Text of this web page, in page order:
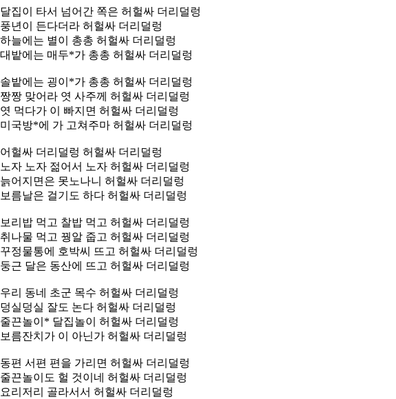
달집이 타서 넘어간 쪽은 허헐싸 더리덜렁
풍년이 든다더라 허헐싸 더리덜렁
하늘에는 별이 총총 허헐싸 더리덜렁
대밭에는 매두*가 총총 허헐싸 더리덜렁
솔밭에는 굉이*가 총총 허헐싸 더리덜렁
짱짱 맞어라 엿 사주께 허헐싸 더리덜렁
엿 먹다가 이 빠지면 허헐싸 더리덜렁
미국방*에 가 고쳐주마 허헐싸 더리덜렁
어헐싸 더리덜렁 허헐싸 더리덜렁
노자 노자 젊어서 노자 허헐싸 더리덜렁
늙어지면은 못노나니 허헐싸 더리덜렁
보름날은 걸기도 하다 허헐싸 더리덜렁
보리밥 먹고 찰밥 먹고 허헐싸 더리덜렁
취나물 먹고 꿩알 줍고 허헐싸 더리덜렁
꾸정물통에 호박씨 뜨고 허헐싸 더리덜렁
둥근 달은 동산에 뜨고 허헐싸 더리덜렁
우리 동네 초군 목수 허헐싸 더리덜렁
덩실덩실 잘도 논다 허헐싸 더리덜렁
줄끈놀이* 달집놀이 허헐싸 더리덜렁
보름잔치가 이 아닌가 허헐싸 더리덜렁
동편 서편 편을 가리면 허헐싸 더리덜렁
줄끈놀이도 헐 것이네 허헐싸 더리덜렁
요리저리 골라서서 허헐싸 더리덜렁